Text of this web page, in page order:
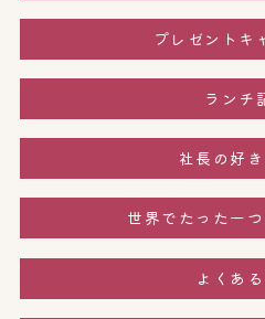
プレゼントキ
ランチ
社長の好
世界でたった一
よくあ